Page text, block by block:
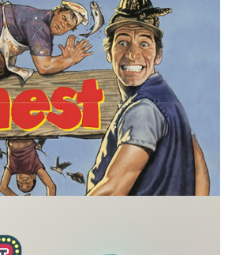
P. WORRELL TEIL 1